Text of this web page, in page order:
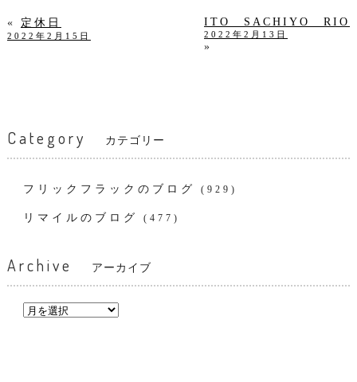
« 定休日
2022年2月15日
ITO SACHIYO RIO
2022年2月13日
»
Category カテゴリー
フリックフラックのブログ (929)
リマイルのブログ (477)
Archive アーカイブ